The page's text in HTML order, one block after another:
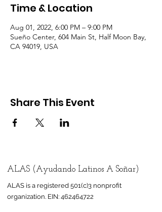
Time & Location
Aug 01, 2022, 6:00 PM – 9:00 PM
Sueño Center, 604 Main St, Half Moon Bay,
CA 94019, USA
Share This Event
ALAS (Ayudando Latinos A Soñar)
ALAS is a registered 501(c)3 nonprofit
organization. EIN: 462464722